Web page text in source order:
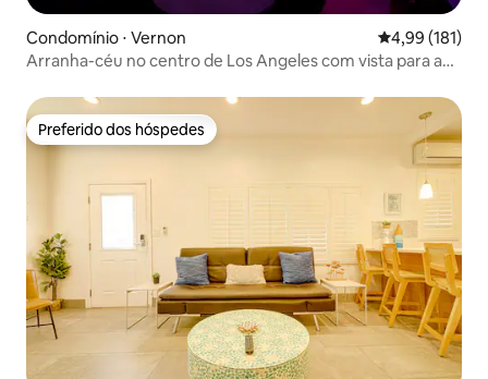
Condomínio ⋅ Vernon 4,99 de uma
4,99 (181)
Arranha-céu no centro de Los Angeles com vista para a
Preferido dos hóspedes
Preferido dos hóspedes